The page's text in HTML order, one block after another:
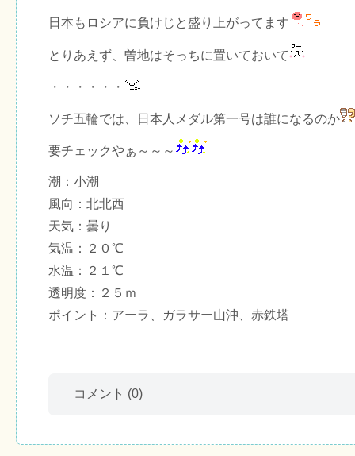
日本もロシアに負けじと盛り上がってます
とりあえず、曽地はそっちに置いておいて
・・・・・・
ソチ五輪では、日本人メダル第一号は誰になるのか
要チェックやぁ～～～
潮：小潮
風向：北北西
天気：曇り
気温：２０℃
水温：２１℃
透明度：２５ｍ
ポイント：アーラ、ガラサー山沖、赤鉄塔
コメント (0)